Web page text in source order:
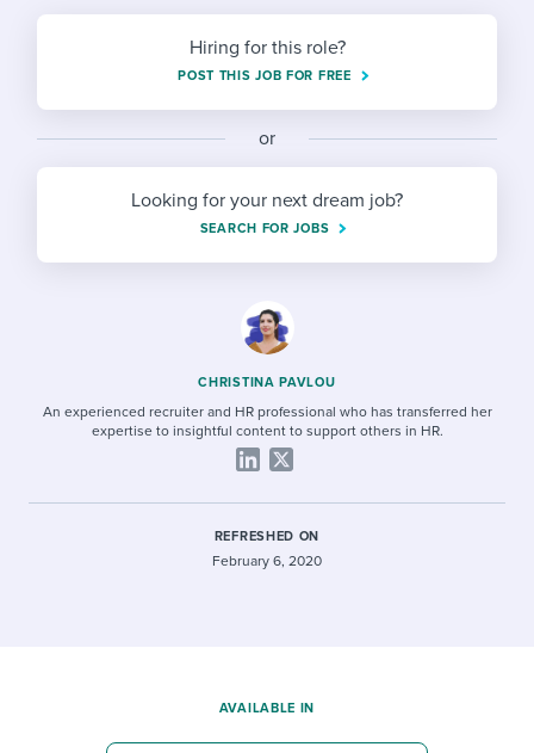
Developing & retaining people
Ensuring compliance
Finding and attracting people
Establishing an employer brand
Digitizing work processes
Candidate/employee experiences
Onboarding checklists
Step-by-step tutorials
HR terms
Workable Academy
Pay & benefits
Overall career resources
Hiring for this role?
POST THIS JOB FOR FREE
or
Looking for your next dream job?
SEARCH FOR JOBS
CHRISTINA PAVLOU
An experienced recruiter and HR professional who has transferred her
expertise to insightful content to support others in HR.
REFRESHED ON
February 6, 2020
AVAILABLE IN